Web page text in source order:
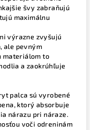
švy zabraňujú
maximálnu
výrazne zvyšujú
ale pevným
materiálom to
a zaokrúhľuje
palca sú vyrobené
ktorý absorbuje
nárazu pri náraze.
voči odreninám